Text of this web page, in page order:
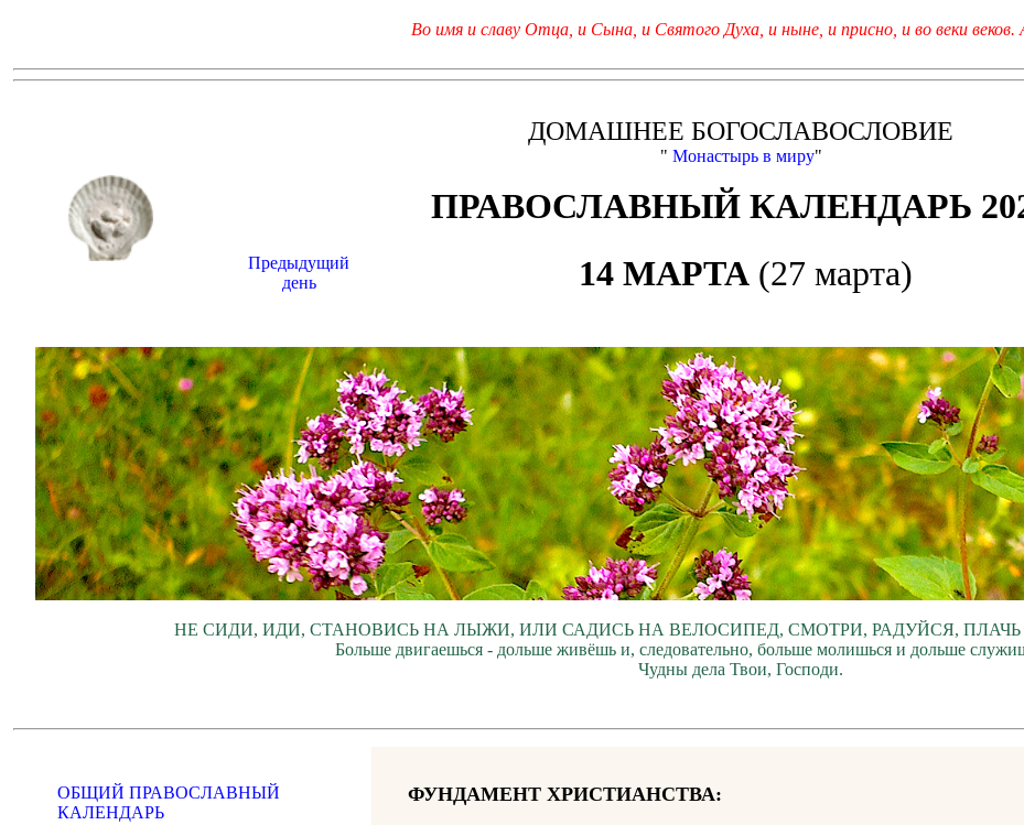
Во имя и славу Отца, и Сына, и Святого Духа, и ныне, и присно, и во веки веков.
ДОМАШНЕЕ БОГОСЛАВОСЛОВИЕ
" Монастырь в миру"
ПРАВОСЛАВНЫЙ КАЛЕНДАРЬ
Предыдущий
день
14 МАРТА(27 марта)
НЕ СИДИ, ИДИ, СТАНОВИСЬ НА ЛЫЖИ, ИЛИ САДИСЬ НА ВЕЛОСИПЕД, СМОТРИ, РАДУЙСЯ,
Больше двигаешься - дольше живёшь и, следовательно, больше молишься и дольше
Чудны дела Твои, Господи.
ОБЩИЙ ПРАВОСЛАВНЫЙ
КАЛЕНДАРЬ
ФУНДАМЕНТ ХРИСТИАНСТВА: